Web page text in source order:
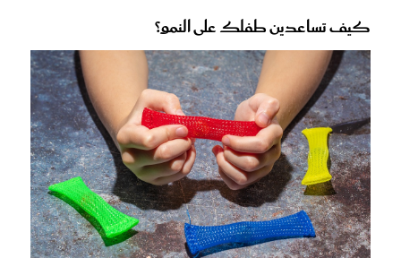
كيف تساعدين طفلك على النمو؟